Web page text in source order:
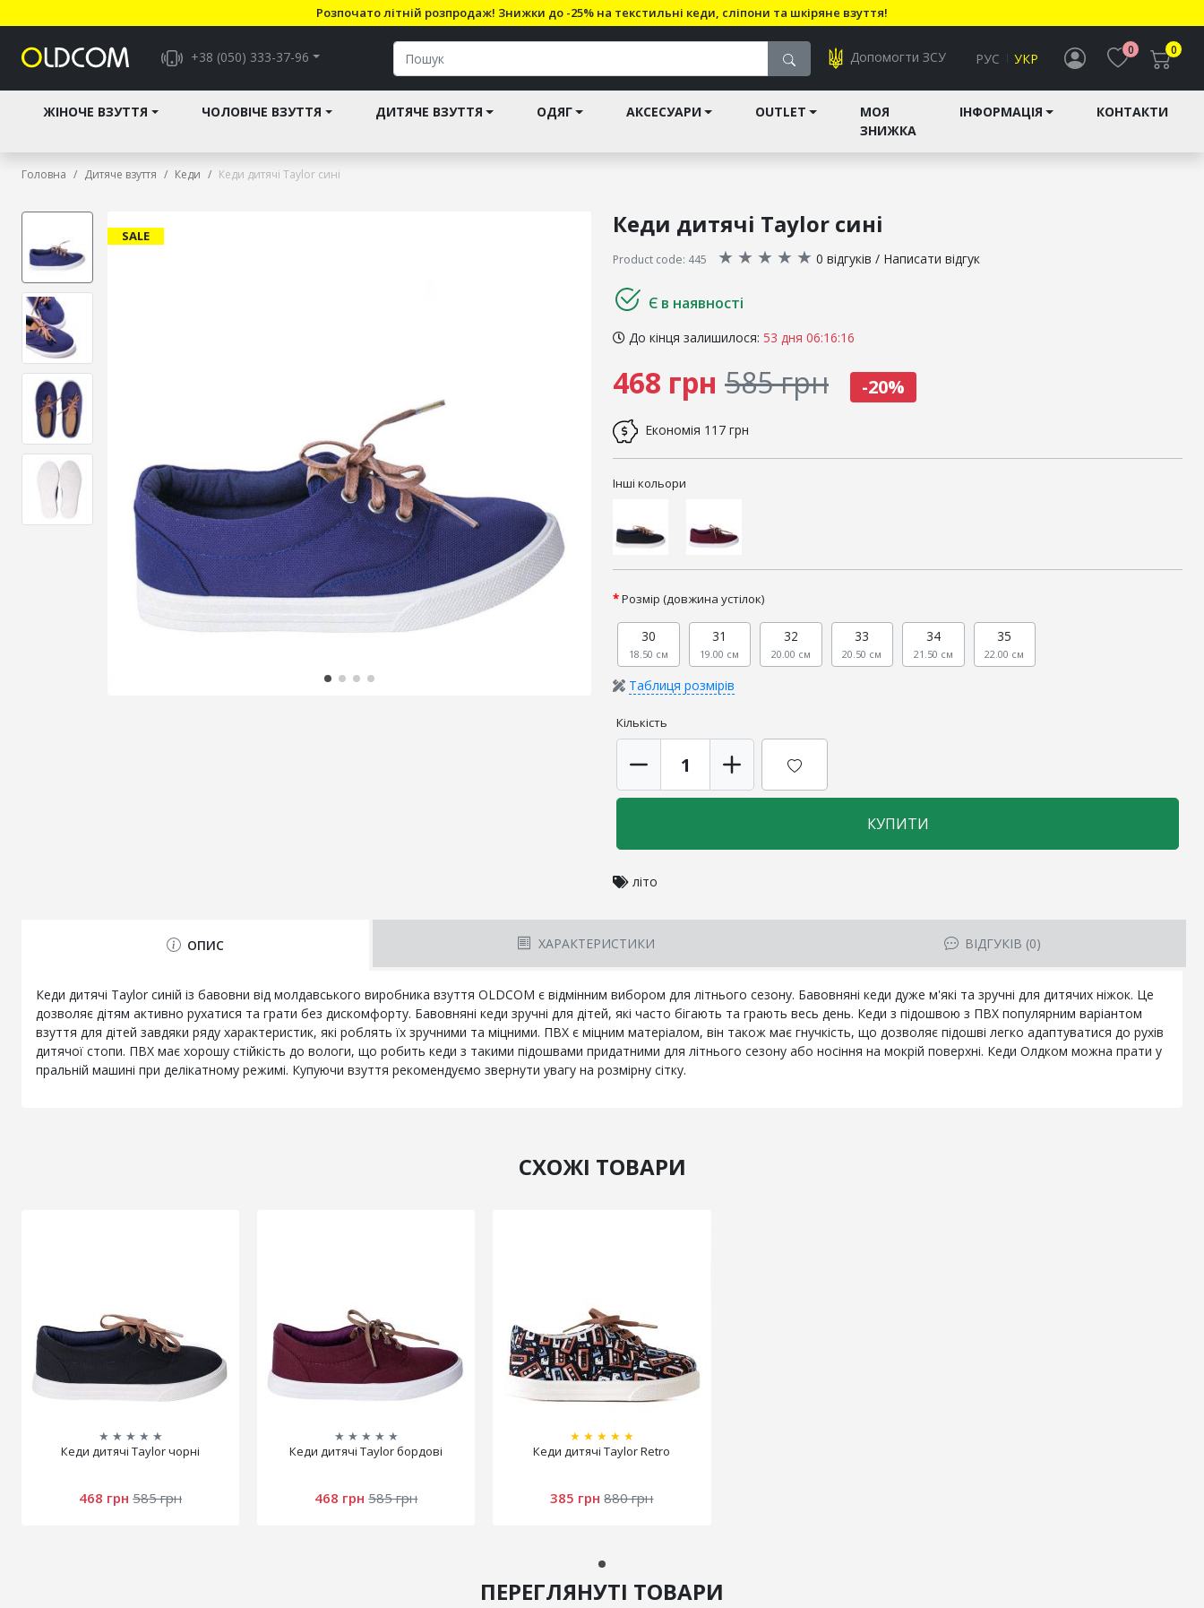
Розпочато літній розпродаж! Знижки до -25% на текстильні кеди, сліпони та шкіряне взуття!
+38 (050) 333-37-96 Допомогти ЗСУ РУС УКР
0 0
ЖІНОЧЕ ВЗУТТЯ ЧОЛОВІЧЕ ВЗУТТЯ ДИТЯЧЕ ВЗУТТЯ ОДЯГ АКСЕСУАРИ OUTLET
МОЯ
ЗНИЖКА
ІНФОРМАЦІЯ КОНТАКТИ
Головна Дитяче взуття Кеди Кеди дитячі Taylor сині
SALE Кеди дитячі Taylor сині
Product code: 445 ★ ★ ★ ★ ★ 0 відгуків / Написати відгук
Є в наявності
До кінця залишилося: 53 дня 06:16:16
468 грн 585 грн -20%
Економія 117 грн
Інші кольори
Розмір (довжина устілок)
30
18.50 см
31
19.00 см
32
20.00 см
33
20.50 см
34
21.50 см
35
22.00 см
Таблиця розмірів
Кількість
КУПИТИ
літо
ОПИС ХАРАКТЕРИСТИКИ ВІДГУКІВ (0)
Кеди дитячі Taylor синій із бавовни від молдавського виробника взуття OLDCOM є відмінним вибором для літнього сезону. Бавовняні кеди дуже м'які та зручні для дитячих ніжок. Це
дозволяє дітям активно рухатися та грати без дискомфорту. Бавовняні кеди зручні для дітей, які часто бігають та грають весь день. Кеди з підошвою з ПВХ популярним варіантом
взуття для дітей завдяки ряду характеристик, які роблять їх зручними та міцними. ПВХ є міцним матеріалом, він також має гнучкість, що дозволяє підошві легко адаптуватися до рухів
дитячої стопи. ПВХ має хорошу стійкість до вологи, що робить кеди з такими підошвами придатними для літнього сезону або носіння на мокрій поверхні. Кеди Олдком можна прати у
пральній машині при делікатному режимі. Купуючи взуття рекомендуємо звернути увагу на розмірну сітку.
СХОЖІ ТОВАРИ
★ ★ ★ ★ ★
Кеди дитячі Taylor чорні
468 грн 585 грн
★ ★ ★ ★ ★
Кеди дитячі Taylor бордові
468 грн 585 грн
★ ★ ★ ★ ★
Кеди дитячі Taylor Retro
385 грн 880 грн
ПЕРЕГЛЯНУТІ ТОВАРИ